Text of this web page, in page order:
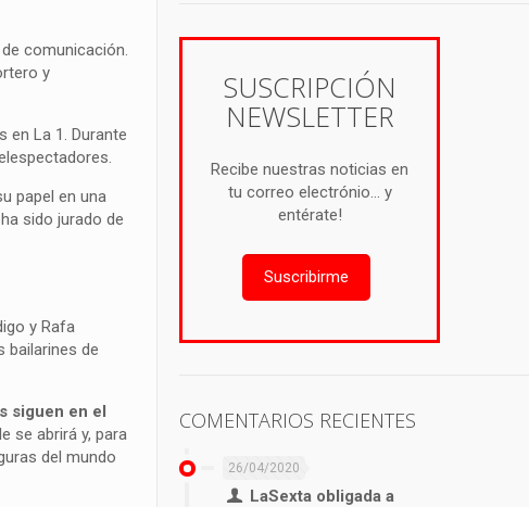
comunicación.
y
en La 1. Durante
papel en una
sido jurado de
y Rafa
bailarines de
siguen en el
se abrirá y, para
del mundo
SUSCRIPCIÓN
NEWSLETTER
Recibe nuestras noticias en
tu correo electrónio... y
entérate!
Suscribirme
COMENTARIOS RECIENTES
26/04/2020
LaSexta obligada a